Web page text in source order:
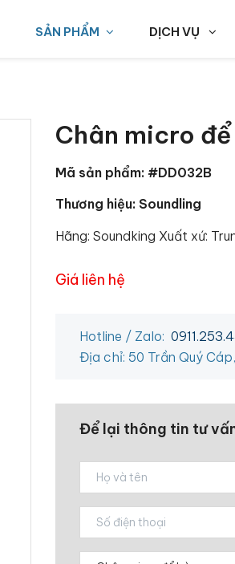
SẢN PHẨM DỊCH VỤ
Chân micro
Mã sản phẩm: #DD032B
Thương hiệu: Soundling
Hãng: Soundking Xuất xứ:
Giá liên hệ
Hotline / Zalo:
Địa chỉ: 50 Trần Quý
Để lại thông tin tư